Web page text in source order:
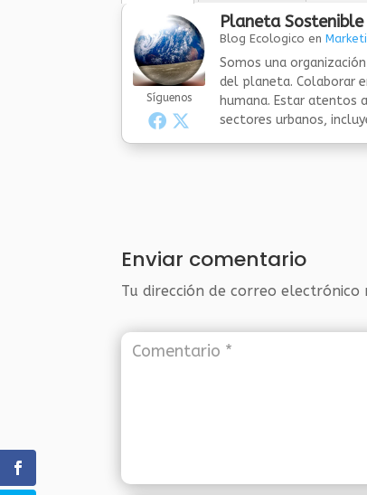
Síguenos
Planeta Sostenible
Blog Ecologico en
Somos una
del planeta. Colaborar
humana. Estar atentos
sectores urbanos,
Enviar comentario
Tu dirección de correo electrónico